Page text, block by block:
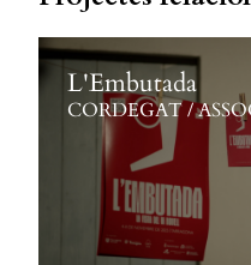
L'Embutada
CORDEGAT /